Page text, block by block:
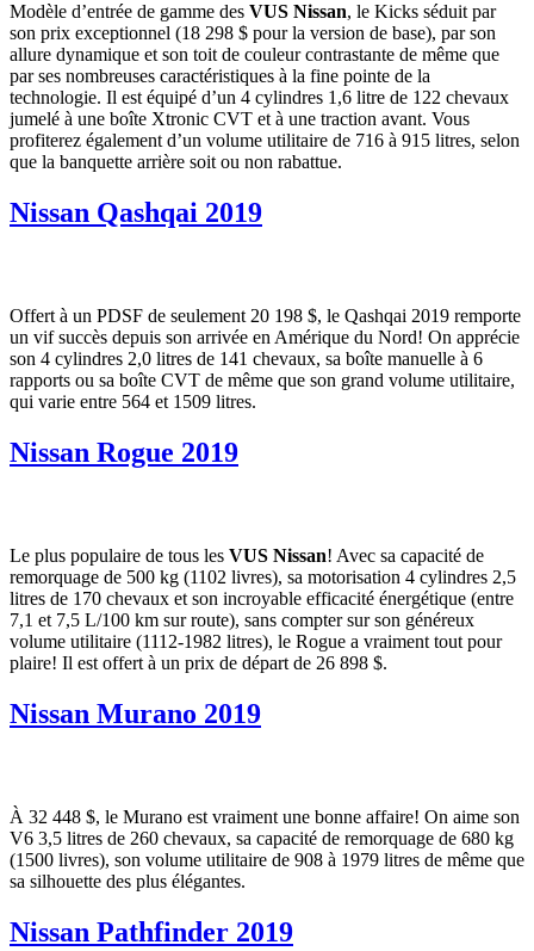
Modèle d’entrée de gamme des VUS Nissan, le Kicks séduit par
son prix exceptionnel (18 298 $ pour la version de base), par son
allure dynamique et son toit de couleur contrastante de même que
par ses nombreuses caractéristiques à la fine pointe de la
technologie. Il est équipé d’un 4 cylindres 1,6 litre de 122 chevaux
jumelé à une boîte Xtronic CVT et à une traction avant. Vous
profiterez également d’un volume utilitaire de 716 à 915 litres, selon
que la banquette arrière soit ou non rabattue.
Nissan Qashqai 2019
Offert à un PDSF de seulement 20 198 $, le Qashqai 2019 remporte
un vif succès depuis son arrivée en Amérique du Nord! On apprécie
son 4 cylindres 2,0 litres de 141 chevaux, sa boîte manuelle à 6
rapports ou sa boîte CVT de même que son grand volume utilitaire,
qui varie entre 564 et 1509 litres.
Nissan Rogue 2019
Le plus populaire de tous les VUS Nissan! Avec sa capacité de
remorquage de 500 kg (1102 livres), sa motorisation 4 cylindres 2,5
litres de 170 chevaux et son incroyable efficacité énergétique (entre
7,1 et 7,5 L/100 km sur route), sans compter sur son généreux
volume utilitaire (1112-1982 litres), le Rogue a vraiment tout pour
plaire! Il est offert à un prix de départ de 26 898 $.
Nissan Murano 2019
À 32 448 $, le Murano est vraiment une bonne affaire! On aime son
V6 3,5 litres de 260 chevaux, sa capacité de remorquage de 680 kg
(1500 livres), son volume utilitaire de 908 à 1979 litres de même que
sa silhouette des plus élégantes.
Nissan Pathfinder 2019